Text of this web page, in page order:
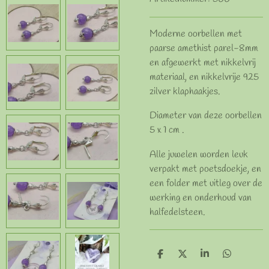
Moderne oorbellen met
paarse amethist parel-8mm
en afgewerkt met nikkelvrij
materiaal, en nikkelvrije 925
zilver klaphaakjes.
Diameter van deze oorbellen
5 x 1 cm .
Alle juwelen worden leuk
verpakt met poetsdoekje, en
een folder met uitleg over de
werking en onderhoud van
halfedelsteen.
D
D
S
D